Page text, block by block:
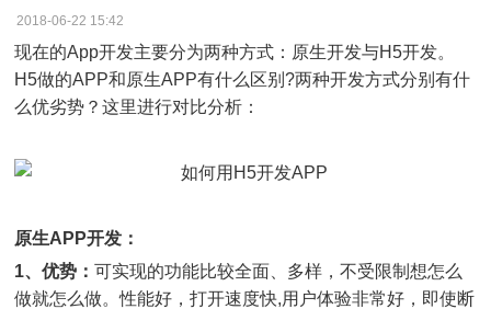
2018-06-22 15:42
现在的App开发主要分为两种方式：原生开发与H5开发。
H5做的APP和原生APP有什么区别?两种开发方式分别有什
么优劣势？这里进行对比分析：
原生APP开发：
1、优势： 可实现的功能比较全面、多样，不受限制想怎么
做就怎么做。性能好，打开速度快,用户体验非常好，即使断